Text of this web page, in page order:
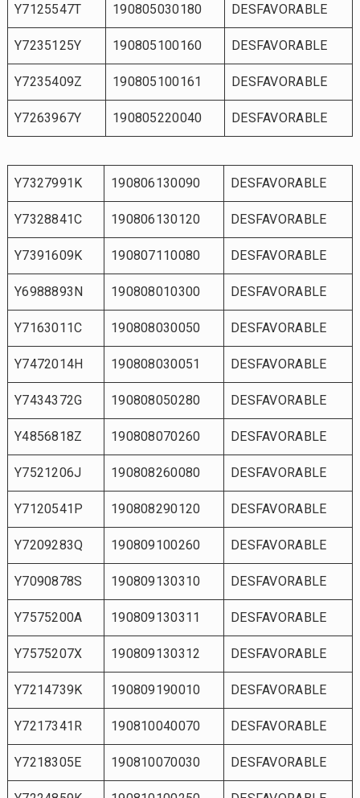
Y7125547T 190805030180 DESFAVORABLE
Y7235125Y 190805100160 DESFAVORABLE
Y7235409Z 190805100161 DESFAVORABLE
Y7263967Y 190805220040 DESFAVORABLE
Y7327991K 190806130090 DESFAVORABLE
Y7328841C 190806130120 DESFAVORABLE
Y7391609K 190807110080 DESFAVORABLE
Y6988893N 190808010300 DESFAVORABLE
Y7163011C 190808030050 DESFAVORABLE
Y7472014H 190808030051 DESFAVORABLE
Y7434372G 190808050280 DESFAVORABLE
Y4856818Z 190808070260 DESFAVORABLE
Y7521206J 190808260080 DESFAVORABLE
Y7120541P 190808290120 DESFAVORABLE
Y7209283Q 190809100260 DESFAVORABLE
Y7090878S 190809130310 DESFAVORABLE
Y7575200A 190809130311 DESFAVORABLE
Y7575207X 190809130312 DESFAVORABLE
Y7214739K 190809190010 DESFAVORABLE
Y7217341R 190810040070 DESFAVORABLE
Y7218305E 190810070030 DESFAVORABLE